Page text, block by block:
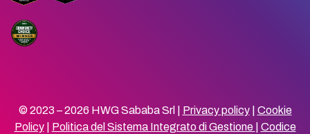
© 2023 – 2026 HWG Sababa Srl | Privacy policy| Cookie
Policy| Politica del Sistema Integrato di Gestione
Codice